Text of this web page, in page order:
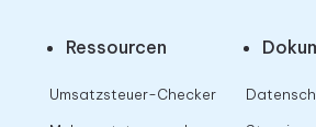
Ressourcen
Umsatzsteuer-Checker